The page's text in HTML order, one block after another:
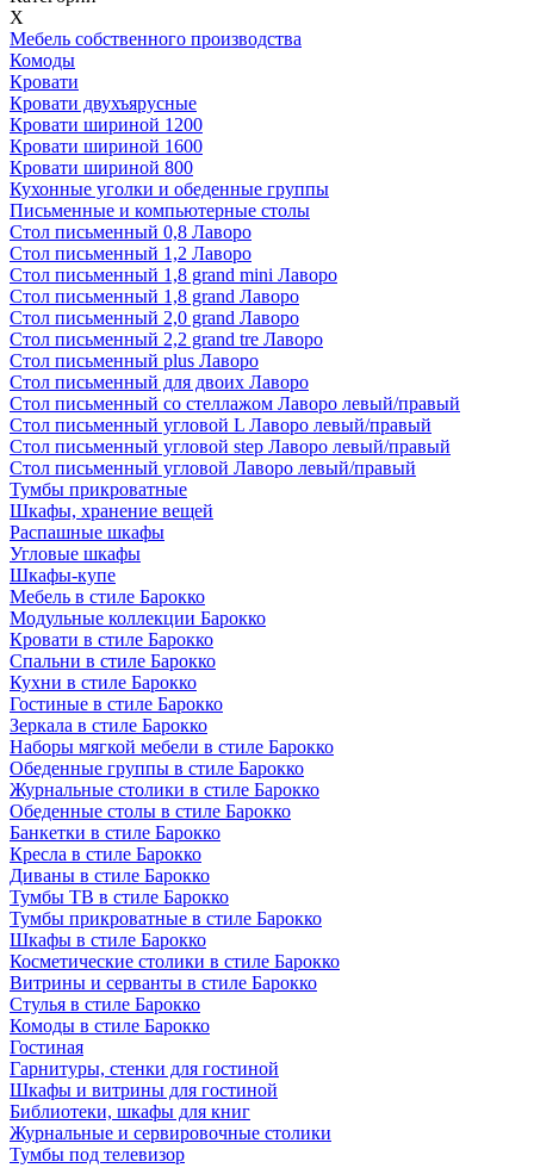
Х
Мебель собственного производства
Комоды
Кровати
Кровати двухъярусные
Кровати шириной 1200
Кровати шириной 1600
Кровати шириной 800
Кухонные уголки и обеденные группы
Письменные и компьютерные столы
Стол письменный 0,8 Лаворо
Стол письменный 1,2 Лаворо
Стол письменный 1,8 grand mini Лаворо
Стол письменный 1,8 grand Лаворо
Стол письменный 2,0 grand Лаворо
Стол письменный 2,2 grand tre Лаворо
Стол письменный plus Лаворо
Стол письменный для двоих Лаворо
Стол письменный со стеллажом Лаворо левый/правый
Стол письменный угловой L Лаворо левый/правый
Стол письменный угловой step Лаворо левый/правый
Стол письменный угловой Лаворо левый/правый
Тумбы прикроватные
Шкафы, хранение вещей
Распашные шкафы
Угловые шкафы
Шкафы-купе
Мебель в стиле Барокко
Модульные коллекции Барокко
Кровати в стиле Барокко
Спальни в стиле Барокко
Кухни в стиле Барокко
Гостиные в стиле Барокко
Зеркала в стиле Барокко
Наборы мягкой мебели в стиле Барокко
Обеденные группы в стиле Барокко
Журнальные столики в стиле Барокко
Обеденные столы в стиле Барокко
Банкетки в стиле Барокко
Кресла в стиле Барокко
Диваны в стиле Барокко
Тумбы ТВ в стиле Барокко
Тумбы прикроватные в стиле Барокко
Шкафы в стиле Барокко
Косметические столики в стиле Барокко
Витрины и серванты в стиле Барокко
Стулья в стиле Барокко
Комоды в стиле Барокко
Гостиная
Гарнитуры, стенки для гостиной
Шкафы и витрины для гостиной
Библиотеки, шкафы для книг
Журнальные и сервировочные столики
Тумбы под телевизор